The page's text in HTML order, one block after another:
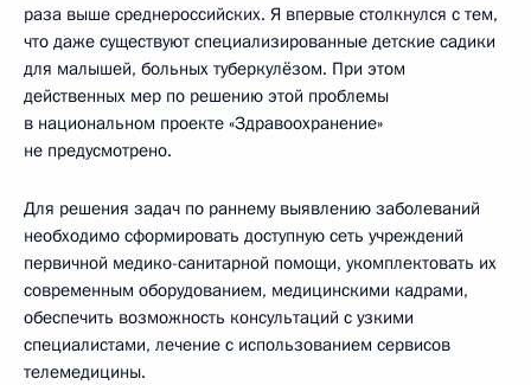
раза выше среднероссийских. Я впервые столкнулся с тем,
что даже существуют специализированные детские садики
для малышей, больных туберкулёзом. При этом
действенных мер по решению этой проблемы
в национальном проекте «Здравоохранение»
не предусмотрено.
Для решения задач по раннему выявлению заболеваний
необходимо сформировать доступную сеть учреждений
первичной медико-санитарной помощи, укомплектовать их
современным оборудованием, медицинскими кадрами,
обеспечить возможность консультаций с узкими
специалистами, лечение с использованием сервисов
телемедицины.